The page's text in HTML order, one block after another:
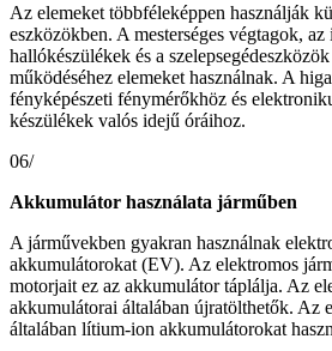
Az elemeket többféleképpen használják
eszközökben. A mesterséges végtagok,
hallókészülékek és a
működéséhez elemeket használnak. A
fényképészeti fénymérőkhöz és
készülékek valós idejű óráihoz.
06/
Akkumulátor használata járműben
A járművekben gyakran használnak
akkumulátorokat (EV). Az elektromos
motorjait ez az akkumulátor táplálja. Az
akkumulátorai általában újratölthetők. Az
általában lítium-ion akkumulátorokat